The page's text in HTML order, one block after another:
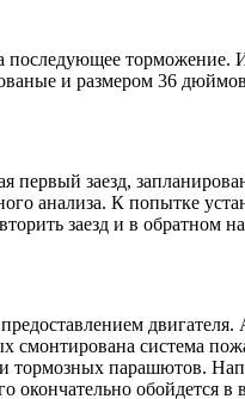
последующее
и размером 36
первый заезд,
анализа. К попытке
заезд и в обратном
система
тормозных парашютов.
окончательно обойдется